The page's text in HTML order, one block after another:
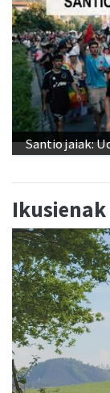
Santio jaiak:
Ikusienak